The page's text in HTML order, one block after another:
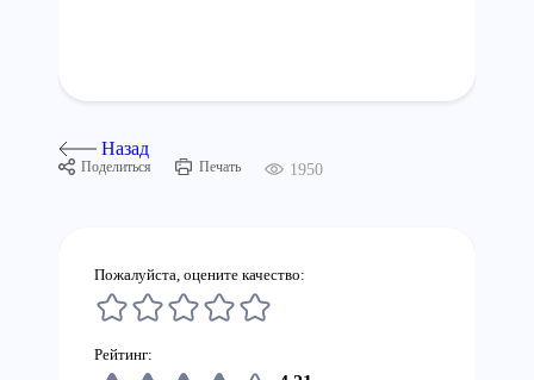
Назад
Поделиться Печать 1950
Пожалуйста, оцените качество:
Рейтинг: